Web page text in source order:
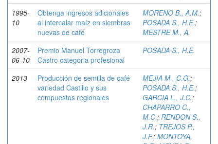
1995-
10
Obtenga ingresos adicionales
al intercalar maíz en siembras
nuevas de café
MORENO B., A.M.;
POSADA S., H.E.;
MESTRE M., A.
2007-
06-10
Premio Manuel Torregroza
Castro categoria profesional
POSADA S., H.E.
2013
Producción de semilla de café
variedad Castillo y sus
compuestos regionales
MEJIA M., C.G.;
POSADA S., H.E.;
GARCIA L., J.C.;
CHAPARRO C.,
M.C.; RENDON S.,
J.R.; TREJOS P.,
J.F.; MONTOYA,